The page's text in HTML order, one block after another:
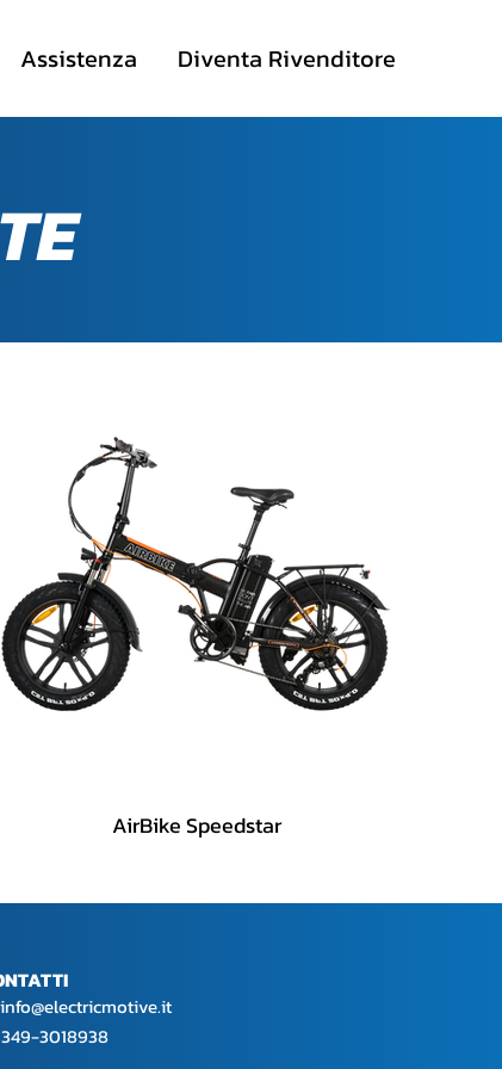
Assistenza Diventa Rivenditore
AirBike Speedstar
info@electricmotive.it
3018938